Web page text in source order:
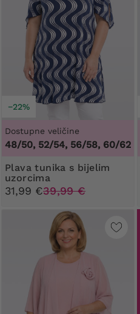
−22%
Dostupne veličine
48/50, 52/54, 56/58, 60/62
Plava tunika s bijelim
uzorcima
31,99 €39,99 €